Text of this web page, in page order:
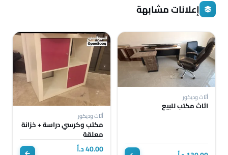
إعلانات مشابهة
أثاث وديكور
اثاث مكتب للبيع
أثاث وديكور
مكتب وكرسي دراسة + خزانة
معلقة
40.00 د.أ